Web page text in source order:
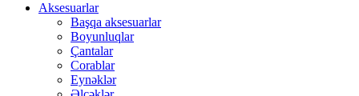
Aksesuarlar
Başqa aksesuarlar
Boyunluqlar
Çantalar
Corablar
Eynəklər